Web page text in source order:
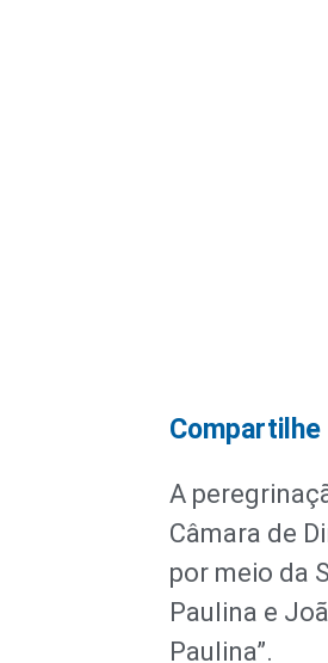
A
Câmara de
por meio da
Paulina e
Paulina”.